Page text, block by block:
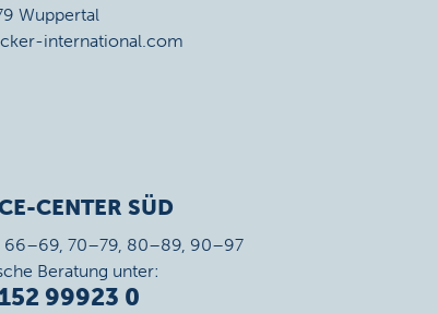
Wuppertal
international.com
CENTER SÜD
66–69, 70–79, 80–89, 90–97
Beratung unter:
99923 0